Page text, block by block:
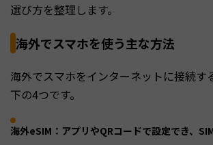
選び方を整理します。
海外でスマホを使う主な方法
海外でスマホをインターネットに接続す
下の4つです。
海外eSIM：アプリやQRコードで設定でき、